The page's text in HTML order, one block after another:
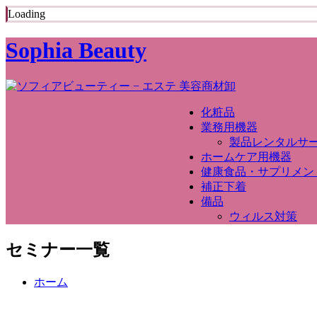
Loading
Sophia Beauty
化粧品
業務用機器
製品レンタルサ
ホームケア用機器
健康食品・サプリメン
補正下着
備品
ウィルス対策
セミナー一覧
ホーム